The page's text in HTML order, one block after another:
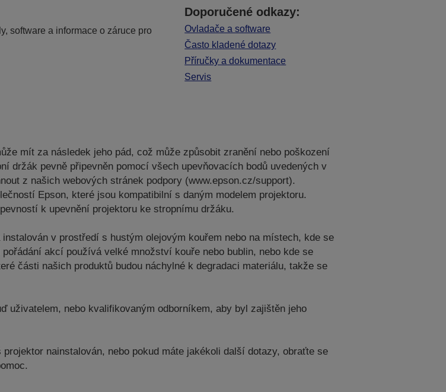
software a informace o záruce pro
Doporučené odkazy:
Ovladače a software
Často kladené dotazy
Příručky a dokumentace
Servis
mít za následek jeho pád, což může způsobit zranění nebo poškození
držák pevně připevněn pomocí všech upevňovacích bodů uvedených v
z našich webových stránek podpory (www.epson.cz/support).
Epson, které jsou kompatibilní s daným modelem projektoru.
k upevnění projektoru ke stropnímu držáku.
v prostředí s hustým olejovým kouřem nebo na místech, kde se
akcí používá velké množství kouře nebo bublin, nebo kde se
části našich produktů budou náchylné k degradaci materiálu, takže se
uživatelem, nebo kvalifikovaným odborníkem, aby byl zajištěn jeho
nainstalován, nebo pokud máte jakékoli další dotazy, obraťte se